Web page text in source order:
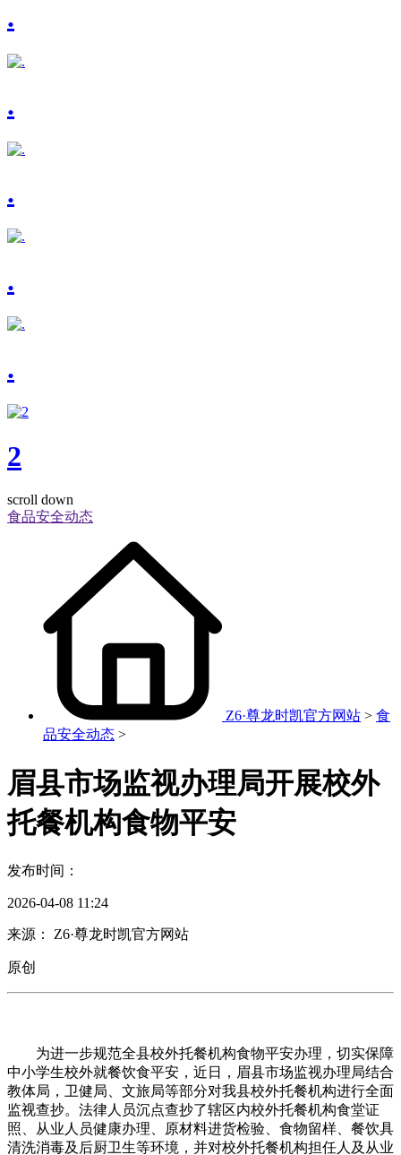
.
.
.
.
.
2
scroll down
食品安全动态
Z6·尊龙时凯官方网站 > 食
品安全动态 >
眉县市场监视办理局开展校外
托餐机构食物平安
发布时间：
2026-04-08 11:24
来源： Z6·尊龙时凯官方网站
原创
为进一步规范全县校外托餐机构食物平安办理，切实保障
中小学生校外就餐饮食平安，近日，眉县市场监视办理局结合
教体局，卫健局、文旅局等部分对我县校外托餐机构进行全面
监视查抄。法律人员沉点查抄了辖区内校外托餐机构食堂证
照、从业人员健康办理、原材料进货检验、食物留样、餐饮具
清洗消毒及后厨卫生等环境，并对校外托餐机构担任人及从业